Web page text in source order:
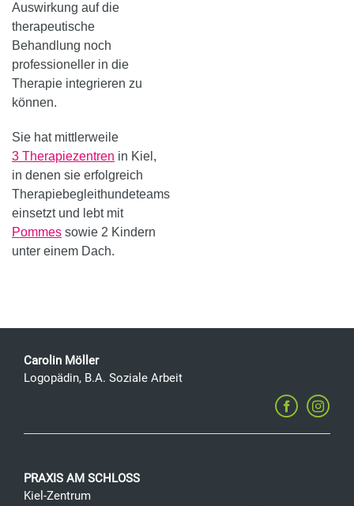
Auswirkung auf die
therapeutische
Behandlung noch
professioneller in die
Therapie integrieren zu
können.
Sie hat mittlerweile
3 Therapiezentren in Kiel,
in denen sie erfolgreich
Therapiebegleithundeteams
einsetzt und lebt mit
Pommes sowie 2 Kindern
unter einem Dach.
Carolin Möller
Logopädin, B.A. Soziale Arbeit
PRAXIS AM SCHLOSS
Kiel-Zentrum